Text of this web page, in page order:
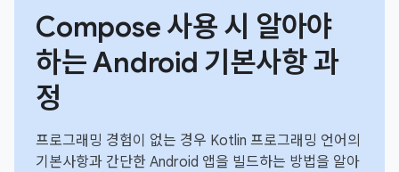
Compose 사용 시 알아야
하는 Android 기본사항 과
정
프로그래밍 경험이 없는 경우 Kotlin 프로그래밍 언어의
기본사항과 간단한 Android 앱을 빌드하는 방법을 알아